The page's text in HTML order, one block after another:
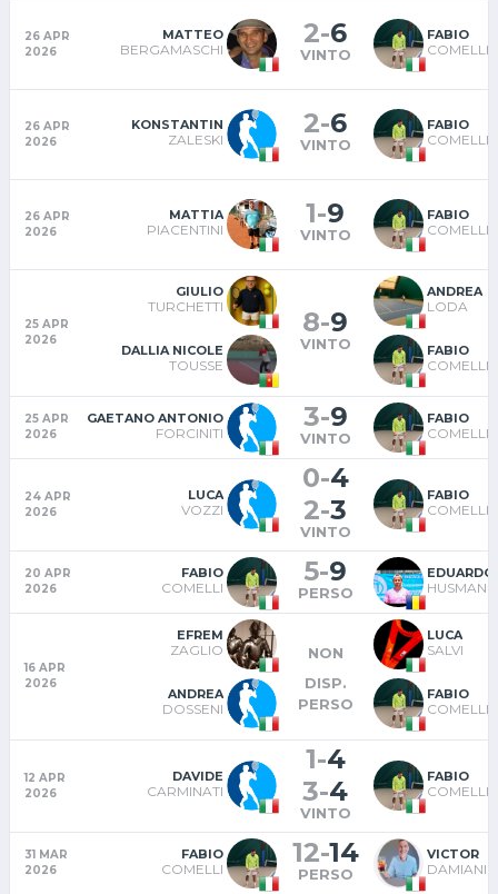
26 APR
2026
MATTEO
BERGAMASCHI
2-6
VINTO
FABIO
COMELLI
26 APR
2026
KONSTANTIN
ZALESKI
2-6
VINTO
FABIO
COMELLI
26 APR
2026
MATTIA
PIACENTINI
1-9
VINTO
FABIO
COMELLI
25 APR
2026
GIULIO
TURCHETTI
DALLIA NICOLE
TOUSSE
8-9
VINTO
ANDREA
LODA
FABIO
COMELLI
25 APR
2026
GAETANO ANTONIO
FORCINITI
3-9
VINTO
FABIO
COMELLI
24 APR
2026
LUCA
VOZZI
0-4
2-3
VINTO
FABIO
COMELLI
20 APR
2026
FABIO
COMELLI
5-9
PERSO
EDUARDO
HUSMAN
16 APR
2026
EFREM
ZAGLIO
ANDREA
DOSSENI
NON
DISP.
PERSO
LUCA
SALVI
FABIO
COMELLI
12 APR
2026
DAVIDE
CARMINATI
1-4
3-4
VINTO
FABIO
COMELLI
31 MAR
2026
FABIO
COMELLI
12-14
PERSO
VICTOR
DAMIANI